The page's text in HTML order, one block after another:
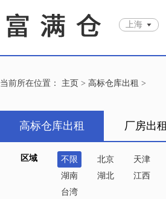
上海
当前所在位置： 主页 > 高标仓库出租 >
高标仓库出租 厂房出租
区域 不限 北京 天津
湖南
湖北 江西
台湾